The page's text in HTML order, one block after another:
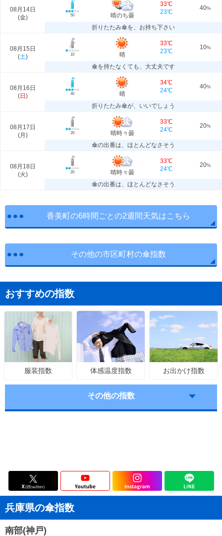
08月14日
(金) 50 晴のち曇
33℃
23℃
40%
折りたたみ傘を、お持ち下さい
08月15日
(土) 10 晴
33℃
23℃
10%
傘を持たなくても、大丈夫です
08月16日
(日 ) 40 晴
34℃
24℃
40%
折りたたみ傘が、いいでしょう
08月17日
(月 ) 20 晴時々曇
33℃
24℃
20%
傘の出番は、ほとんどなさそう
08月18日
(火) 20 晴時々曇
33℃
24℃
20%
傘の出番は、ほとんどなさそう
香美町の6時間ごとの2週間天気はこちら
その他の市区町村の傘指数
おすすめの指数
服装指数 体感温度指数 お出かけ指数
その他の指数
兵庫県の傘指数
南部(神戸)